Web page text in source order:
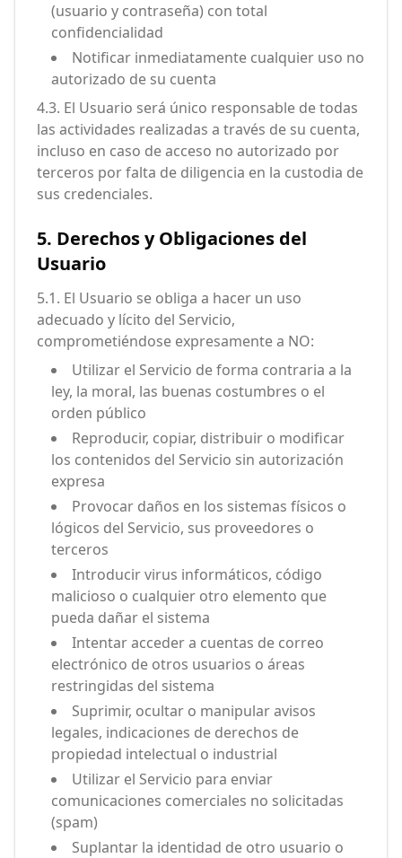
(usuario y contraseña) con total
confidencialidad
Notificar inmediatamente cualquier uso no
autorizado de su cuenta
4.3. El Usuario será único responsable de todas
las actividades realizadas a través de su cuenta,
incluso en caso de acceso no autorizado por
terceros por falta de diligencia en la custodia de
sus credenciales.
5. Derechos y Obligaciones del
Usuario
5.1. El Usuario se obliga a hacer un uso
adecuado y lícito del Servicio,
comprometiéndose expresamente a NO:
Utilizar el Servicio de forma contraria a la
ley, la moral, las buenas costumbres o el
orden público
Reproducir, copiar, distribuir o modificar
los contenidos del Servicio sin autorización
expresa
Provocar daños en los sistemas físicos o
lógicos del Servicio, sus proveedores o
terceros
Introducir virus informáticos, código
malicioso o cualquier otro elemento que
pueda dañar el sistema
Intentar acceder a cuentas de correo
electrónico de otros usuarios o áreas
restringidas del sistema
Suprimir, ocultar o manipular avisos
legales, indicaciones de derechos de
propiedad intelectual o industrial
Utilizar el Servicio para enviar
comunicaciones comerciales no solicitadas
(spam)
Suplantar la identidad de otro usuario o